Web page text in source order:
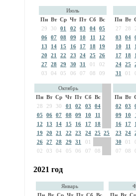
Июль
Пн Вт Ср Чт Пт Сб Вс
29
30 01 02 03 04 05
06
07 08 09 10 11
12
13
14 15 16 17 18
19
20
21 22 23 24 25
26
27
28 29 30 31 01
02
03
04 05 06 07 08 09
Пн Вт
27
28
03
04
10
11
17
18
24
25
31
01
Октябрь
Пн Вт Ср Чт Пт Сб Вс
28
29 30 01 02 03
04
05
06 07 08 09 10
11
12
13 14 15 16 17
18
19
20 21 22 23 24 25 25
26
27 28 29 31
01
02
03 04 05 06 07 08
Пн Вт
02
03
09
10
16
17
23
24
30
01
07
08
2021 год
Январь
Пн Вт Ср Чт Пт Сб Вс
Пн Вт Ср